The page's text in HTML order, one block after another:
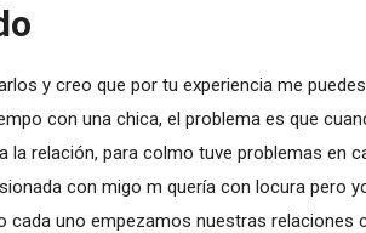
y creo que por tu experiencia me puedes
con una chica, el problema es que
la relación, para colmo tuve problemas en
con migo m quería con locura pero
cada uno empezamos nuestras relaciones